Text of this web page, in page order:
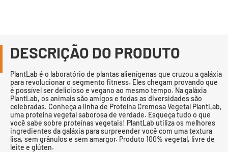
DESCRIÇÃO DO PRODUTO
PlantLab é o laboratório de plantas alienígenas que cruzou a galáxia
para revolucionar o segmento fitness. Eles chegam provando que
é possível ser delicioso e vegano ao mesmo tempo. Na galáxia
PlantLab, os animais são amigos e todas as diversidades são
celebradas. Conheça a linha de Proteína Cremosa Vegetal PlantLab,
uma proteína vegetal saborosa de verdade. Esqueça tudo o que
você sabe sobre proteínas vegetais! PlantLab utiliza os melhores
ingredientes da galáxia para surpreender você com uma textura
lisa, sem grânulos e sem amargor. Produto 100% vegetal, livre de
leite e glúten.